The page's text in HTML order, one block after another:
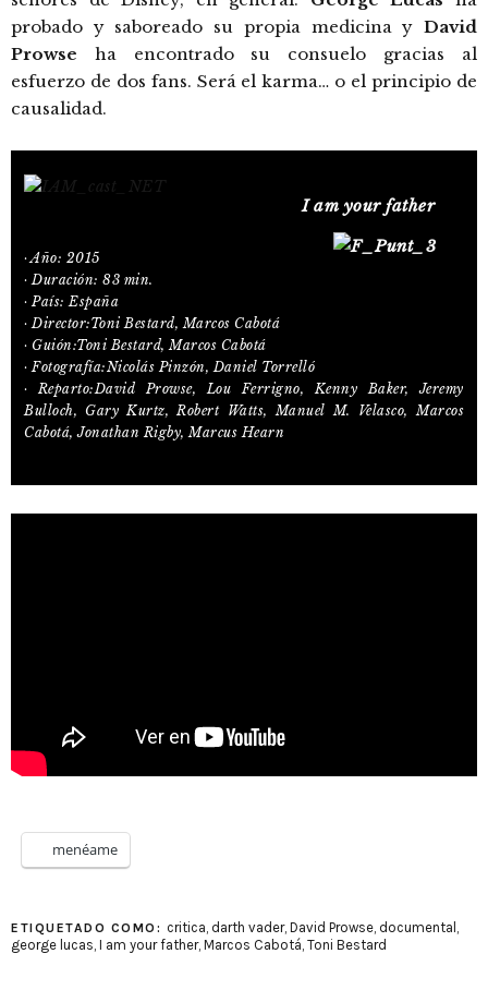
probado y saboreado su propia medicina y David
Prowse ha encontrado su consuelo gracias al
esfuerzo de dos fans. Será el karma… o el principio de
causalidad.
I am your father
· Año: 2015
· Duración: 83 min.
· País: España
· Director:Toni Bestard, Marcos Cabotá
· Guión:Toni Bestard, Marcos Cabotá
· Fotografía:Nicolás Pinzón, Daniel Torrelló
· Reparto:David Prowse, Lou Ferrigno, Kenny Baker, Jeremy
Bulloch, Gary Kurtz, Robert Watts, Manuel M. Velasco, Marcos
Cabotá, Jonathan Rigby, Marcus Hearn
menéame
ETIQUETADO COMO: critica, darth vader, David Prowse, documental ,
george lucas, I am your father, Marcos Cabotá, Toni Bestard